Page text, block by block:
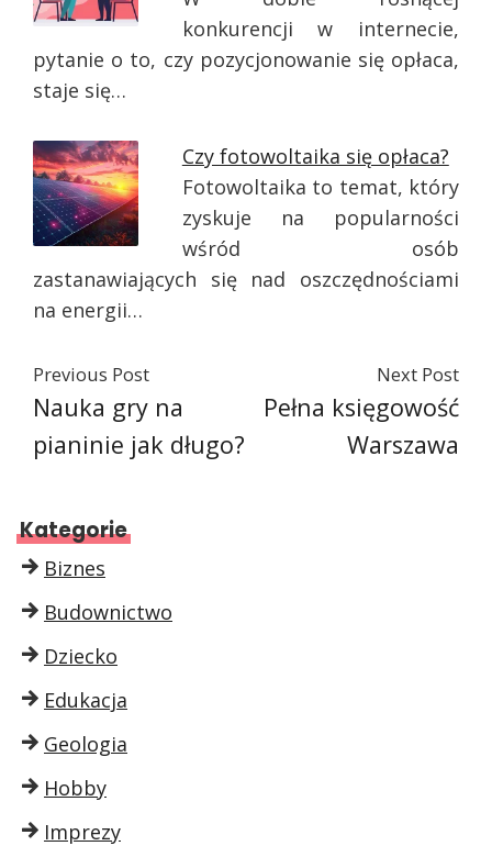
konkurencji w internecie,
pytanie o to, czy pozycjonowanie się opłaca,
staje się…
Czy fotowoltaika się opłaca?
Fotowoltaika to temat, który
zyskuje na popularności
wśród osób
zastanawiających się nad oszczędnościami
na energii…
Previous Post
Nauka gry na
pianinie jak długo?
Next Post
Pełna księgowość
Warszawa
Kategorie
Biznes
Budownictwo
Dziecko
Edukacja
Geologia
Hobby
Imprezy